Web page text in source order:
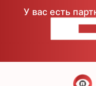
У вас есть